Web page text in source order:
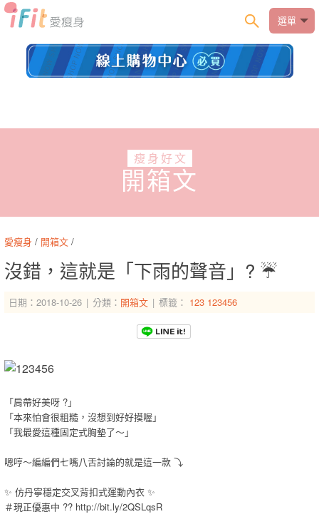
選單
瘦身好文
開箱文
愛瘦身 / 開箱文 /
沒錯，這就是「下雨的聲音」? ☔️
日期：2018-10-26 分類： 開箱文 標籤： 123 123456
「肩帶好美呀 ?」
「本來怕會很粗糙，沒想到好好摸喔」
「我最愛這種固定式胸墊了～」
嗯哼～編編們七嘴八舌討論的就是這一款 ⤵️
✨ 仿丹寧穩定交叉背扣式運動內衣 ✨
＃現正優惠中 ?? http://bit.ly/2QSLqsR